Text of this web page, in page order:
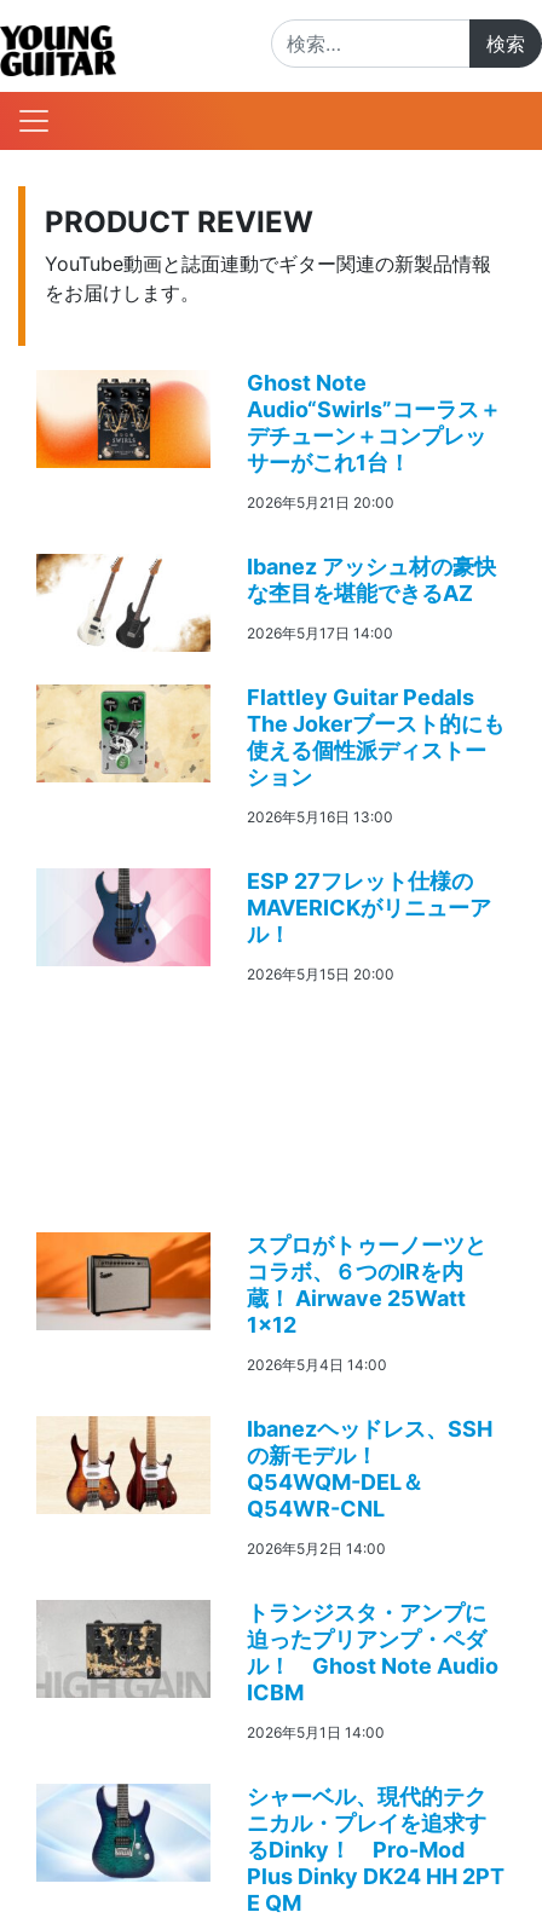
PRODUCT REVIEW
YouTube動画と誌面連動でギター関連の新製品情報
をお届けします。
Ghost Note
Audio“Swirls”コーラス＋
デチューン＋コンプレッ
サーがこれ1台！
2026年5月21日 20:00
Ibanez アッシュ材の豪快
な杢目を堪能できるAZ
2026年5月17日 14:00
Flattley Guitar Pedals
The Jokerブースト的にも
使える個性派ディストー
ション
2026年5月16日 13:00
ESP 27フレット仕様の
MAVERICKがリニューア
ル！
2026年5月15日 20:00
スプロがトゥーノーツと
コラボ、６つのIRを内
蔵！ Airwave 25Watt
1×12
2026年5月4日 14:00
Ibanezヘッドレス、SSH
の新モデル！
Q54WQM-DEL＆
Q54WR-CNL
2026年5月2日 14:00
トランジスタ・アンプに
迫ったプリアンプ・ペダ
ル！ Ghost Note Audio
ICBM
2026年5月1日 14:00
シャーベル、現代的テク
ニカル・プレイを追求す
るDinky！ Pro-Mod
Plus Dinky DK24 HH 2PT
E QM